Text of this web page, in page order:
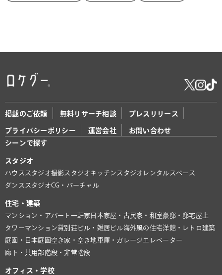
掲載のご依頼 無料リサーチ相談 プレスリリース
プライバシーポリシー 運営会社
お問い合わせ
シーンで探す
スタジオ
ハウススタジオ撮影スタジオキッチンスタジオ レンタルスペース
ダンススタジオCG・バーチャル
住宅・建築
マンション・アパート 一軒家 日本家屋・古民家・和室豪邸・邸宅屋上
タワーマンション貸別荘ビル・雑居ビル海外風の住宅洋館・レトロ建築
庭園・日本庭園 空き家・空き地 車庫・ガレージ エレベーター
廊下・共用部 階段・非常階段
オフィス・学校